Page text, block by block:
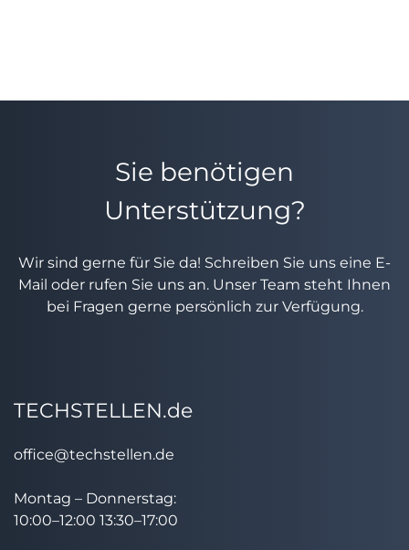
Sie benötigen
Unterstützung?
Wir sind gerne für Sie da! Schreiben Sie uns eine E-
Mail oder rufen Sie uns an. Unser Team steht Ihnen
bei Fragen gerne persönlich zur Verfügung.
TECHSTELLEN.de
office@techstellen.de
Montag – Donnerstag:
10:00–12:00 13:30–17:00